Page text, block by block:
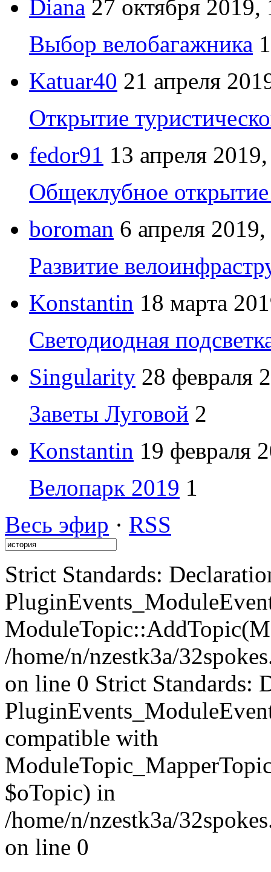
Diana 27 октября 2019,
Выбор велобагажника
Katuar40 21 апреля
Открытие
fedor91 13 апреля
Общеклубное открытие
boroman 6 апреля
Развитие
Konstantin 18 марта
Светодиодная
Singularity 28 февраля
Заветы Луговой 2
Konstantin 19 февраля
Велопарк 2019 1
Весь эфир · RSS
Strict Standards:
/home/n/nzestk3a/
on line 0 Strict Standards:
compatible with
$oTopic) in
/home/n/nzestk3a/
on line 0